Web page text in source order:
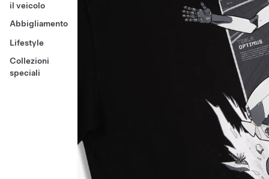
il veicolo
Abbigliamento
Lifestyle
Collezioni
speciali